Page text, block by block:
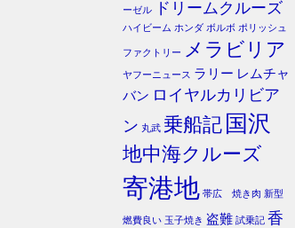
ーゼル
ドリームクルーズ
ハイビーム ホンダ ボルボ ポリッシュ
ファクトリー メラビリア
ヤフーニュース ラリー レムチャ
バン ロイヤルカリビア
ン 丸武 乗船記 国沢
地中海クルーズ
寄港地 帯広 焼き肉 新型
燃費良い 玉子焼き 盗難 試乗記 香